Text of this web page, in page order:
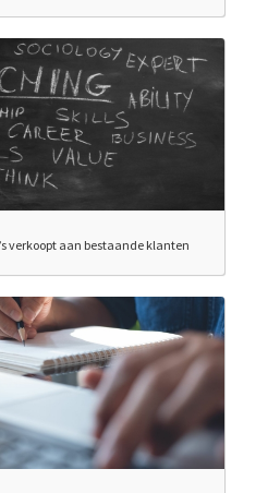
verkoopt aan bestaande klanten